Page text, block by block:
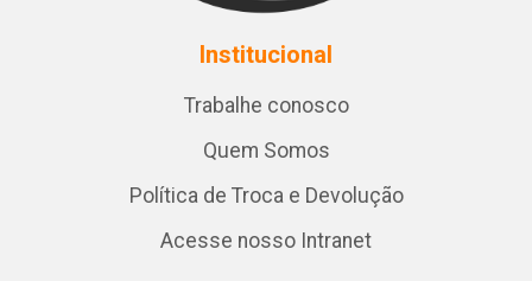
Institucional
Trabalhe conosco
Quem Somos
Política de Troca e Devolução
Acesse nosso Intranet